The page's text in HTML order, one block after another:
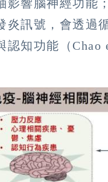
響腦神經功能
訊號，會透過
認知功能（